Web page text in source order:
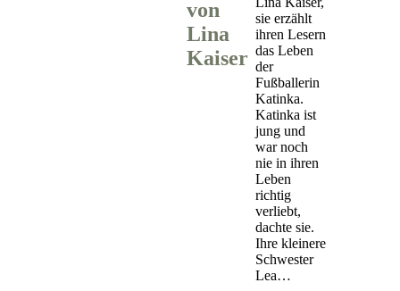
von
Lina
Kaiser
sie erzählt
ihren Lesern
das Leben
der
Fußballerin
Katinka.
Katinka ist
jung und
war noch
nie in ihren
Leben
richtig
verliebt,
dachte sie.
Ihre kleinere
Schwester
Lea…